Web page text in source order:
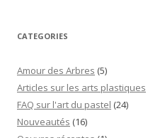
CATEGORIES
Amour des Arbres (5)
Articles sur les arts plastiques
FAQ sur l'art du pastel (24)
Nouveautés (16)